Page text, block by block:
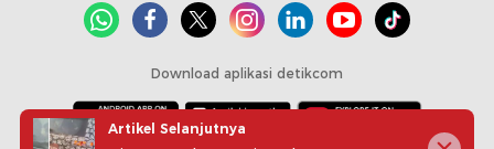
Download aplikasi detikcom
Artikel Selanjutnya